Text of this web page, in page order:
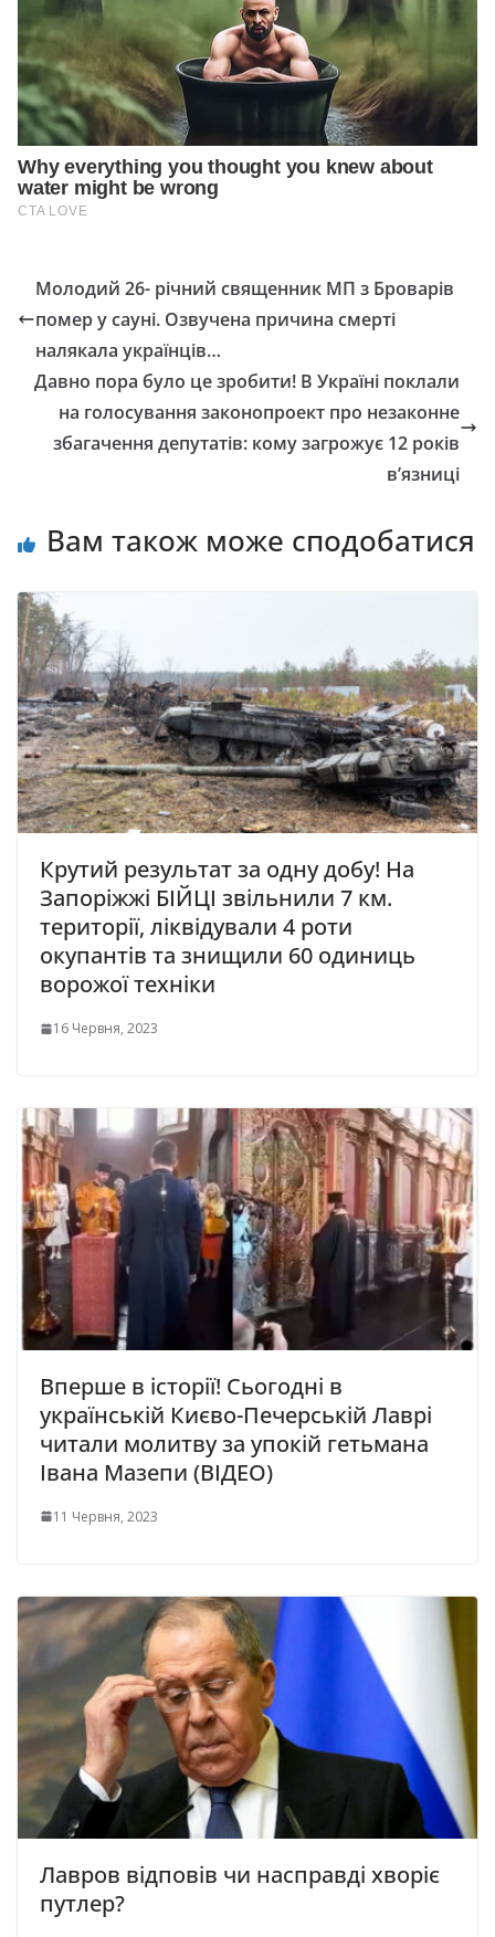
Молодий 26- річний священник МП з Броварів
помеp у сауні. Озвучена причина смерті
налякала українців…
Давно пора було це зробити! В Україні поклали
на голосування законопроект про незаконне
збагачення депутатів: кому загрожує 12 років
в’язниці
Вам також може сподобатися
Крутий результат за одну добу! На
Запоріжжі БІЙЦІ звільнили 7 км.
території, ліквідували 4 роти
окупантів та знищили 60 одиниць
ворожої техніки
16 Червня, 2023
Вперше в історії! Сьогодні в
українській Києво-Печерській Лаврі
читали молитву за упокій гетьмана
Івана Мазепи (ВІДЕО)
11 Червня, 2023
Лавров відповів чи насправді хворіє
путлер?